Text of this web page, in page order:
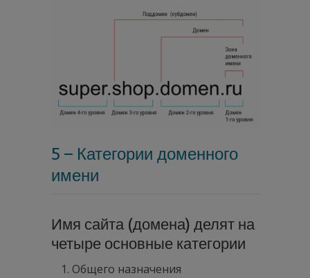
5 – Категории доменного
имени
Имя сайта (домена) делят на
четыре основные категории
Общего назначения